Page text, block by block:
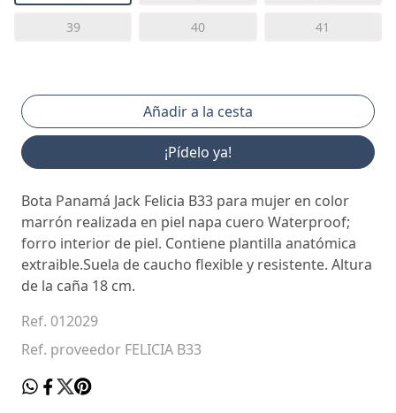
39 40 41
¡Pídelo ya!
Bota Panamá Jack Felicia B33 para mujer en color
marrón realizada en piel napa cuero Waterproof;
forro interior de piel. Contiene plantilla anatómica
extraible.Suela de caucho flexible y resistente. Altura
de la caña 18 cm.
Ref. 012029
Ref. proveedor FELICIA B33